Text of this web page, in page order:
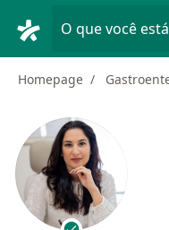
O que você
Homepage